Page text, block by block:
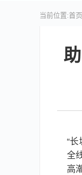
当前位置:首页
“
全
高